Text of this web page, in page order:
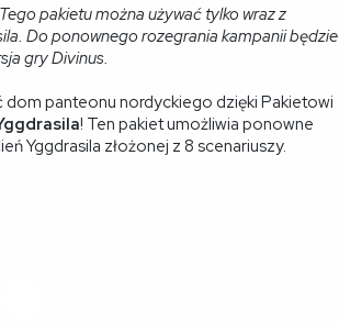
pakietu można używać tylko wraz z
Do ponownego rozegrania kampanii będzie
gry Divinus.
panteonu nordyckiego dzięki Pakietowi
! Ten pakiet umożliwia ponowne
Yggdrasila złożonej z 8 scenariuszy.